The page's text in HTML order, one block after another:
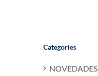
Categories
NOVEDADES